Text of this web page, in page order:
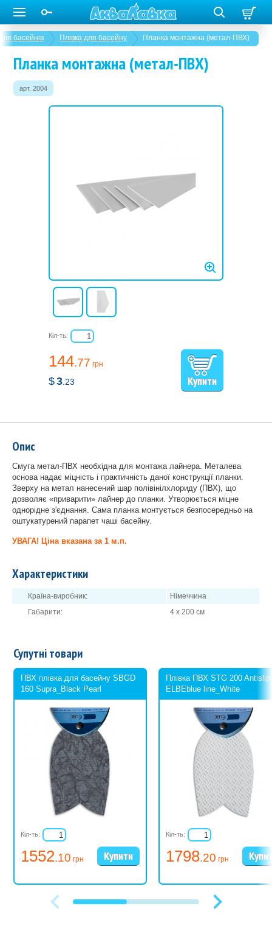
басейнів Плівка для басейну Планка монтажна (метал-ПВХ)
Планка монтажна (метал-ПВХ)
арт. 2004
144.77 грн
$3 .23
Кіл-ть:
Опис
Смуга метал-ПВХ необхідна для монтажа лайнера. Металева
основа надає міцність і практичність даної конструкції планки.
Зверху на метал нанесений шар полівінілхлориду (ПВХ), що
дозволяє «приварити» лайнер до планки. Утворюється міцне
однорідне з'єднання. Сама планка монтується безпосередньо на
оштукатурений парапет чаші басейну.
УВАГА! Ціна вказана за 1 м.п.
Характеристики
Країна-виробник:
Німеччина
Габарити:
4 х 200 см
Супутні товари
ПВХ плівка для басейну SBGD
160 Supra_Black Pearl
1552.10 грн
Кіл-ть:
Плівка ПВХ STG 200 Antislip
ELBEblue line_White
1798.20 грн
Кіл-ть: